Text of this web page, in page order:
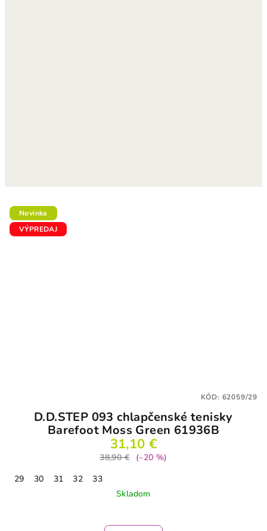
Novinka
VÝPREDAJ
D.D.STEP 093 chlapčenské tenisky
Barefoot Moss Green 61936B
31,10 €
38,90 €
(–20 %)
29
30 31 32
33
Skladom
hodnotenie
KÓD: 62059/29